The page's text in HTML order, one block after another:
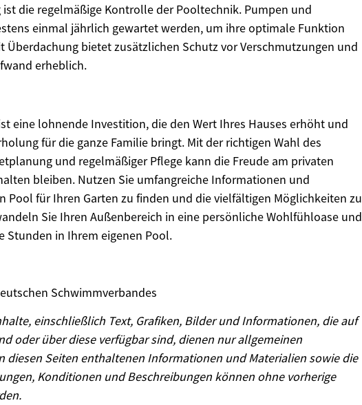
die regelmäßige Kontrolle der Pooltechnik. Pumpen und
einmal jährlich gewartet werden, um ihre optimale Funktion
Überdachung bietet zusätzlichen Schutz vor Verschmutzungen und
erheblich.
eine lohnende Investition, die den Wert Ihres Hauses erhöht und
für die ganze Familie bringt. Mit der richtigen Wahl des
und regelmäßiger Pflege kann die Freude am privaten
bleiben. Nutzen Sie umfangreiche Informationen und
Pool für Ihren Garten zu finden und die vielfältigen Möglichkeiten zu
Sie Ihren Außenbereich in eine persönliche Wohlfühloase und
Stunden in Ihrem eigenen Pool.
Schwimmverbandes
einschließlich Text, Grafiken, Bilder und Informationen, die auf
oder über diese verfügbar sind, dienen nur allgemeinen
diesen Seiten enthaltenen Informationen und Materialien sowie die
Konditionen und Beschreibungen können ohne vorherige